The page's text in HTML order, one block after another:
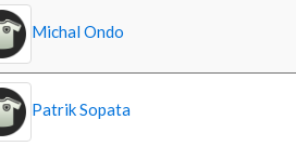
Michal Ondo
Patrik Sopata